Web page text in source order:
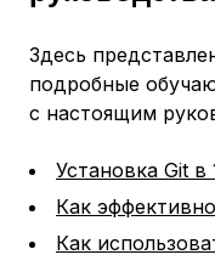
Здесь
подробные
с настоящим
Установка Git в
Как
Как